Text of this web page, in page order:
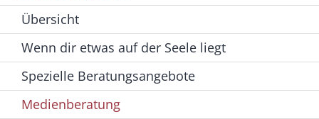
Übersicht
Wenn dir etwas auf der Seele liegt
Spezielle Beratungsangebote
Medienberatung